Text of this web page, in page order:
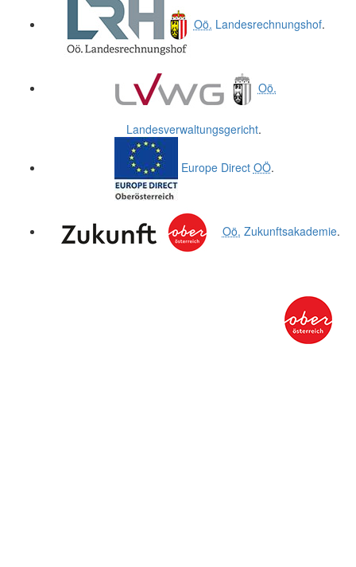
Oö. Landesrechnungshof.
Oö.
Landesverwaltungsgericht.
Europe Direct OÖ.
Oö. Zukunftsakademie.